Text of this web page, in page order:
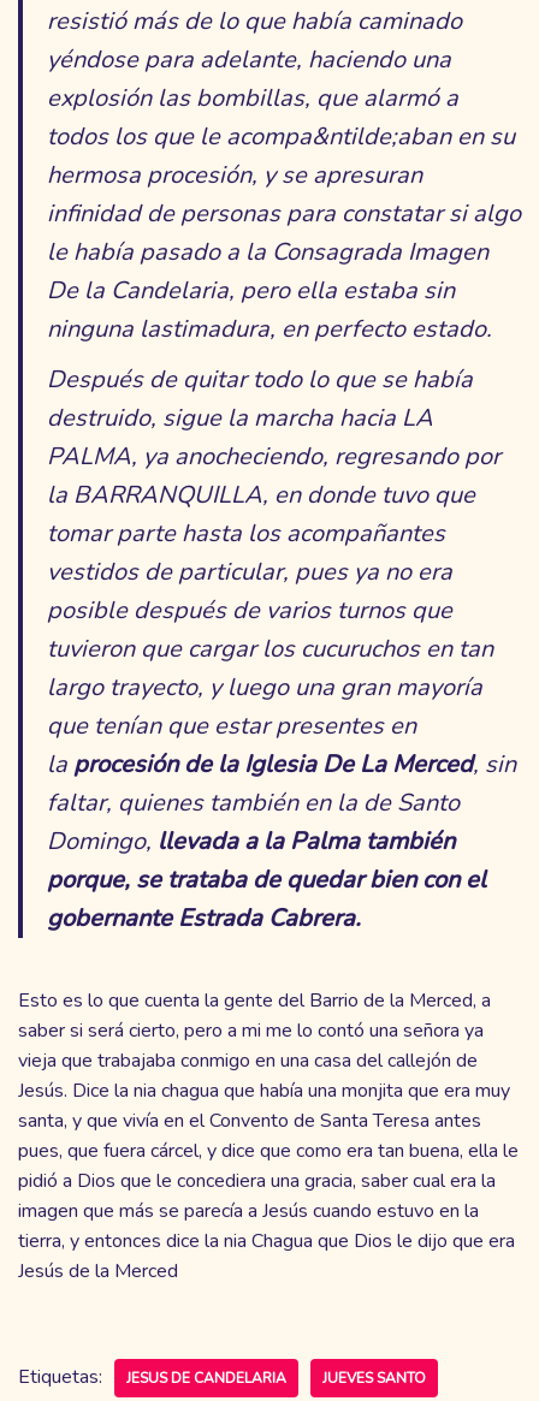
resistió más de lo que había caminado
yéndose para adelante, haciendo una
explosión las bombillas, que alarmó a
todos los que le acompa&ntilde;aban en su
hermosa procesión, y se apresuran
infinidad de personas para constatar si algo
le había pasado a la Consagrada Imagen
De la Candelaria, pero ella estaba sin
ninguna lastimadura, en perfecto estado.
Después de quitar todo lo que se había
destruido, sigue la marcha hacia LA
PALMA, ya anocheciendo, regresando por
la BARRANQUILLA, en donde tuvo que
tomar parte hasta los acompañantes
vestidos de particular, pues ya no era
posible después de varios turnos que
tuvieron que cargar los cucuruchos en tan
largo trayecto, y luego una gran mayoría
que tenían que estar presentes en
la procesión de la Iglesia De La Merced, sin
faltar, quienes también en la de Santo
Domingo, llevada a la Palma también
porque, se trataba de quedar bien con el
gobernante Estrada Cabrera.
Esto es lo que cuenta la gente del Barrio de la Merced, a
saber si será cierto, pero a mi me lo contó una señora ya
vieja que trabajaba conmigo en una casa del callejón de
Jesús. Dice la nia chagua que había una monjita que era muy
santa, y que vivía en el Convento de Santa Teresa antes
pues, que fuera cárcel, y dice que como era tan buena, ella le
pidió a Dios que le concediera una gracia, saber cual era la
imagen que más se parecía a Jesús cuando estuvo en la
tierra, y entonces dice la nia Chagua que Dios le dijo que era
Jesús de la Merced
Etiquetas: JESUS DE CANDELARIA JUEVES SANTO